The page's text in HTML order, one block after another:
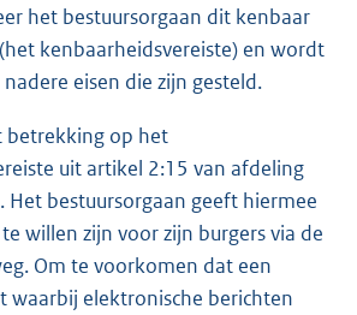
het bestuursorgaan dit kenbaar
kenbaarheidsvereiste) en wordt
eisen die zijn gesteld.
betrekking op het
uit artikel 2:15 van afdeling
Het bestuursorgaan geeft hiermee
willen zijn voor zijn burgers via de
Om te voorkomen dat een
waarbij elektronische berichten